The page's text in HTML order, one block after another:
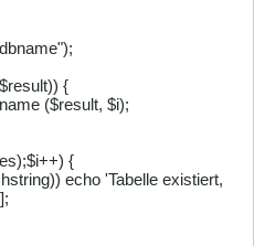
{
($result, $i);
{
echo 'Tabelle existiert,